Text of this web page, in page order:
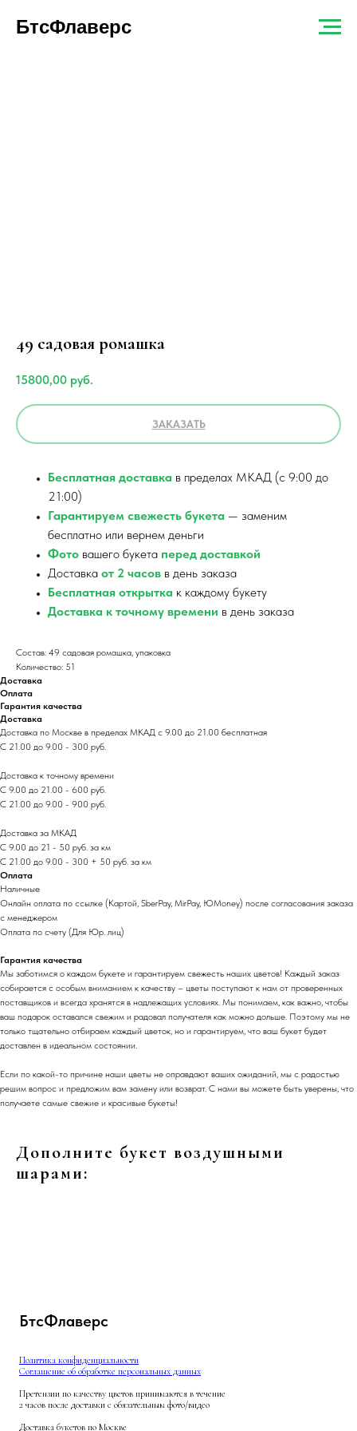
БтсФлаверс
49 садовая ромашка
15800,00 руб.
ЗАКАЗАТЬ
Бесплатная доставка в пределах МКАД (с 9:00 до
21:00)
Гарантируем свежесть букета — заменим
бесплатно или вернем деньги
Фото вашего букета перед доставкой
Доставка от 2 часов в день заказа
Бесплатная открытка к каждому букету
Доставка к точному времени в день заказа
Состав: 49 садовая ромашка, упаковка
Количество: 51
Доставка
Оплата
Гарантия качества
Доставка
Доставка по Москве в пределах МКАД с 9.00 до 21.00 бесплатная
С 21.00 до 9.00 - 300 руб.
Доставка к точному времени
С 9.00 до 21.00 - 600 руб.
С 21.00 до 9.00 - 900 руб.
Доставка за МКАД
С 9.00 до 21 - 50 руб. за км
С 21.00 до 9.00 - 300 + 50 руб. за км
Оплата
Наличные
Онлайн оплата по ссылке (Картой, SberPay, MirPay, ЮMoney) после согласования заказа
с менеджером
Оплата по счету (Для Юр. лиц)
Гарантия качества
Мы заботимся о каждом букете и гарантируем свежесть наших цветов! Каждый заказ
собирается с особым вниманием к качеству – цветы поступают к нам от проверенных
поставщиков и всегда хранятся в надлежащих условиях. Мы понимаем, как важно, чтобы
ваш подарок оставался свежим и радовал получателя как можно дольше. Поэтому мы не
только тщательно отбираем каждый цветок, но и гарантируем, что ваш букет будет
доставлен в идеальном состоянии.
Если по какой-то причине наши цветы не оправдают ваших ожиданий, мы с радостью
решим вопрос и предложим вам замену или возврат. С нами вы можете быть уверены, что
получаете самые свежие и красивые букеты!
Дополните букет воздушными
шарами:
БтсФлаверс
Политика конфиденциальности
Соглашение об обработке персональных данных
Претензии по качеству цветов принимаются в течение
2 часов после доставки с обязательным фото/видео
Доставка букетов по Москве